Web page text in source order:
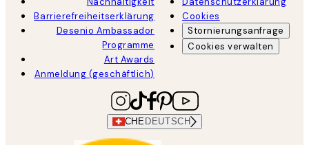
Barrierefreiheitserklärung
Desenio Ambassador
Programme
Art Awards
Anmeldung (geschäftlich)
Cookies
Stornierungsanfrage
Cookies verwalten
CHE DEUTSCH